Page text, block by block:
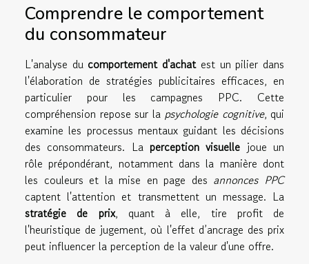
Comprendre le comportement
du consommateur
L'analyse du comportement d'achatest un pilier dans
l'élaboration de stratégies publicitaires efficaces, en
particulier pour les campagnes PPC. Cette
compréhension repose sur la psychologie cognitive, qui
examine les processus mentaux guidant les décisions
des consommateurs. La perception visuelle joue un
rôle prépondérant, notamment dans la manière dont
les couleurs et la mise en page des annonces PPC
captent l'attention et transmettent un message. La
stratégie de prix, quant à elle, tire profit de
l'heuristique de jugement, où l'effet d’ancrage des prix
peut influencer la perception de la valeur d'une offre.